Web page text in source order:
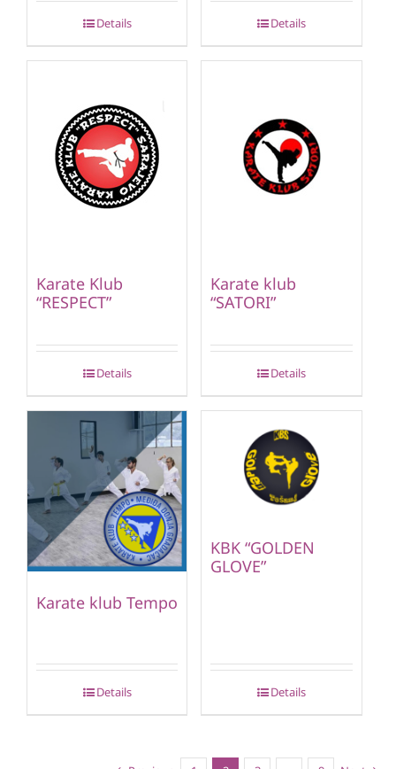
Details Details
Karate Klub
“RESPECT”
Details
Karate klub
“SATORI”
Details
Karate klub Tempo
Details
KBK “GOLDEN
GLOVE”
Details